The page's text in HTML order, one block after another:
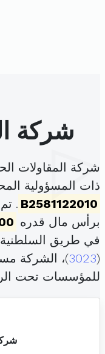
شركة
شركة المقاولات
ذات المسؤولية
B2581122010
برأس مال قدره
(
3023)، الشركة
للمؤسسات تحت